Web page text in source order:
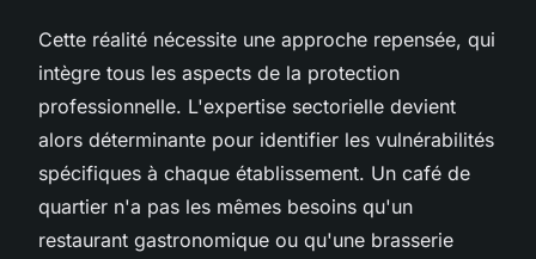
Cette réalité nécessite une approche repensée, qui
intègre tous les aspects de la protection
professionnelle. L'expertise sectorielle devient
alors déterminante pour identifier les vulnérabilités
spécifiques à chaque établissement. Un café de
quartier n'a pas les mêmes besoins qu'un
restaurant gastronomique ou qu'une brasserie